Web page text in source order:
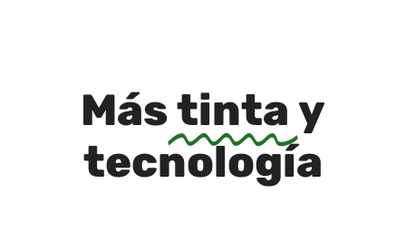
Mástinta y
tecnología